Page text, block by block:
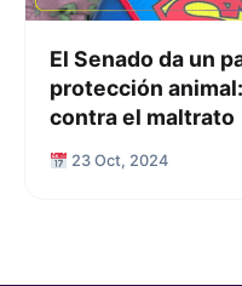
El Senado da un
protección animal:
contra el maltrato
23 Oct, 2024